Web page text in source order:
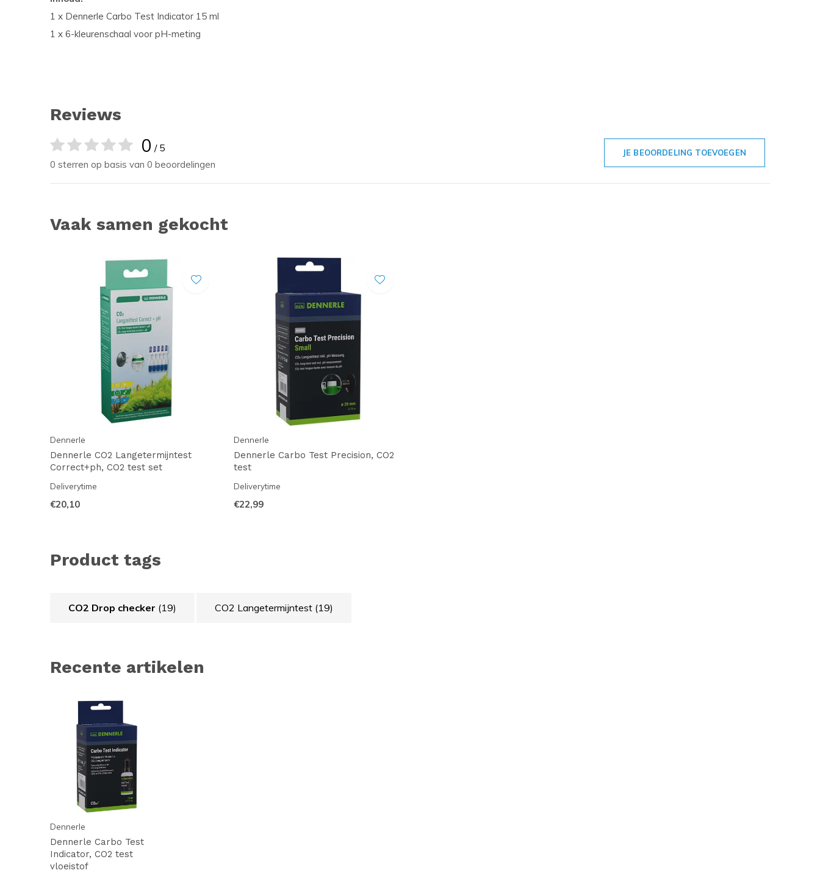
1 x Dennerle Carbo Test Indicator 15 ml
1 x 6-kleurenschaal voor pH-meting
Reviews
0 / 5
0 sterren op basis van 0 beoordelingen
JE BEOORDELING TOEVOEGEN
Vaak samen gekocht
Dennerle
Dennerle CO2 Langetermijntest
Correct+ph, CO2 test set
Deliverytime
€20,10
Dennerle
Dennerle Carbo Test Precision, CO2
test
Deliverytime
€22,99
Product tags
CO2 Drop checker (19) CO2 Langetermijntest (19)
Recente artikelen
Dennerle
Dennerle Carbo Test
Indicator, CO2 test
vloeistof